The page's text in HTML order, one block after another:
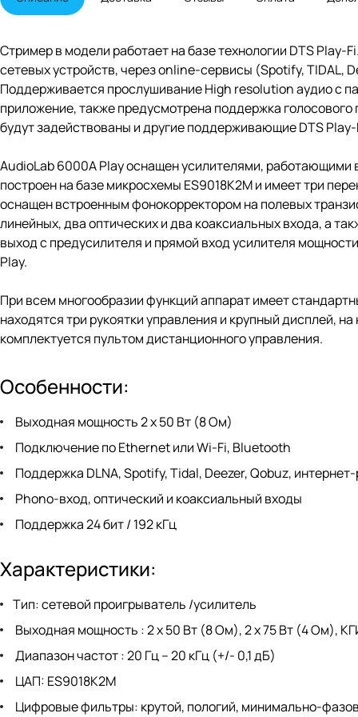
Стример в модели работает на базе технологии DTS
сетевых устройств, через online-сервисы (Spotify, TIDAL,
Поддерживается прослушивание High resolution аудио с
приложение, также предусмотрена поддержка
будут задействованы и другие поддерживающие DTS Play-
AudioLab 6000A Play оснащен усилителями, работающими
построен на базе микросхемы ES9018K2M и имеет три
оснащен встроенным фонокорректором на полевых
линейных, два оптических и два коаксиальных входа, а
выход с предусилителя и прямой вход усилителя
Play.
При всем многообразии функций аппарат имеет
находятся три рукоятки управления и крупный дисплей,
комплектуется пультом дистанционного управления.
Особенности:
Выходная мощность 2 х 50 Вт (8 Ом)
Подключение по Ethernet или Wi-Fi, Bluetooth
Поддержка DLNA, Spotify, Tidal, Deezer, Qobuz,
Phono-вход, оптический и коаксиальный входы
Поддержка 24 бит / 192 кГц
Характеристики:
Тип: сетевой проигрыватель /усилитель
Выходная мощность : 2 х 50 Вт (8 Ом), 2 х 75 Вт (4 Ом),
Диапазон частот : 20 Гц – 20 кГц (+/- 0,1 дБ)
ЦАП: ES9018K2M
Цифровые фильтры: крутой, пологий, минимально-